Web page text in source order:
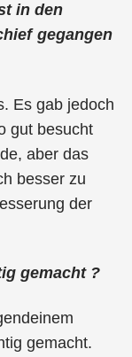
in den
gegangen
Es gab jedoch
gut besucht
aber das
besser zu
der
gemacht ?
gemacht.